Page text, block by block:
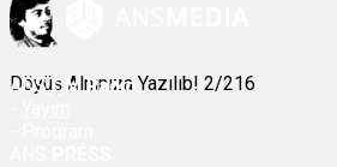
Döyüş Alnınıza Yazılıb! 2/216
ANSÇM Radio